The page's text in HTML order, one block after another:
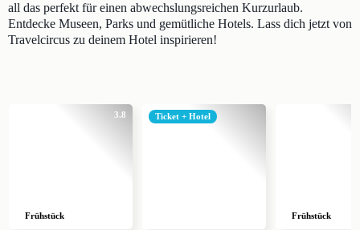
all das perfekt für einen abwechslungsreichen Kurzurlaub.
Entdecke Museen, Parks und gemütliche Hotels. Lass dich jetzt von
Travelcircus zu deinem Hotel inspirieren!
3.8
Frühstück
Ticket + Hotel
Frühstück